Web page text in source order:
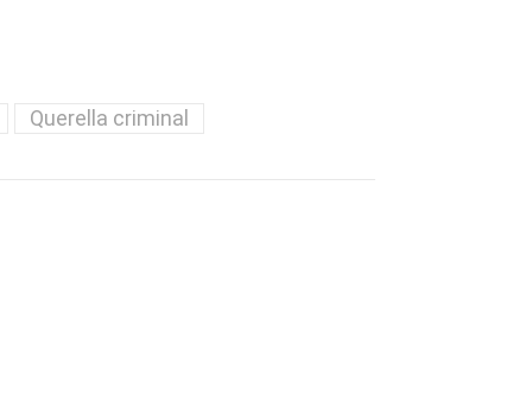
Querella criminal